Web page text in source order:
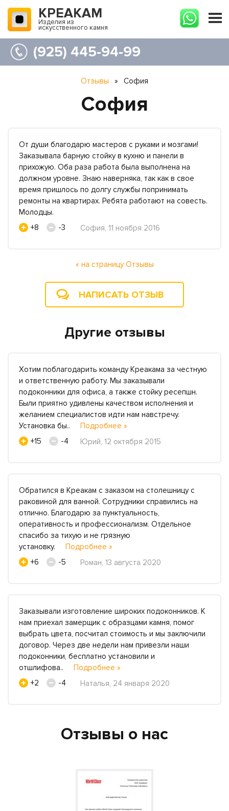
КРЕАКАМ
Изделия из
искусственного камня
(925) 445-94-99
Отзывы » София
София
От души благодарю мастеров с руками и мозгами!
Заказывала барную стойку в кухню и панели в
прихожую. Оба раза работа была выполнена на
должном уровне. Знаю наверняка, так как в свое
время пришлось по долгу службы попринимать
ремонты на квартирах. Ребята работают на совесть.
Молодцы.
+8
-3 София, 11 ноября 2016
« на страницу Отзывы
НАПИСАТЬ ОТЗЫВ
Другие отзывы
Хотим поблагодарить команду Креакама за честную
и ответственную работу. Мы заказывали
подоконники для офиса, а также стойку ресепшн.
Были приятно удивлены качеством исполнения и
желанием специалистов идти нам навстречу.
Установка бы.. Подробнее »
+15
-4 Юрий, 12 октября 2015
Обратился в Креакам с заказом на столешницу с
раковиной для ванной. Сотрудники справились на
отлично. Благодарю за пунктуальность,
оперативность и профессионализм. Отдельное
спасибо за тихую и не грязную
установку. Подробнее »
+6
-5 Роман, 13 августа 2020
Заказывали изготовление широких подоконников. К
нам приехал замерщик с образцами камня, помог
выбрать цвета, посчитал стоимость и мы заключили
договор. Через две недели нам привезли наши
подоконники, бесплатно установили и
отшлифова.. Подробнее »
+2
-4 Наталья, 24 января 2020
Отзывы о нас